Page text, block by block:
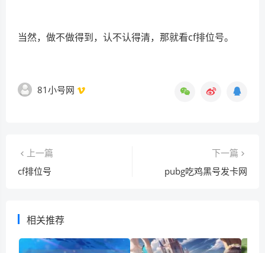
当然，做不做得到，认不认得清，那就看cf排位号。
81小号网
上一篇
cf排位号
下一篇
pubg吃鸡黑号发卡网
相关推荐